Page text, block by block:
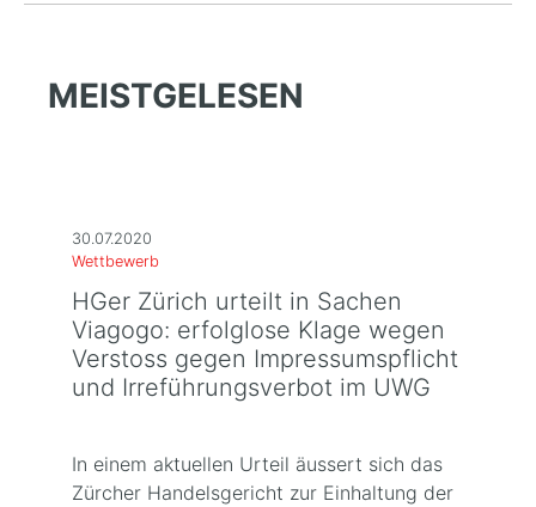
MEISTGELESEN
30.07.2020
Wettbewerb
HGer Zürich urteilt in Sachen
Viagogo: erfolglose Klage wegen
Verstoss gegen Impressumspflicht
und Irreführungsverbot im UWG
In einem aktuellen Urteil äussert sich das
Zürcher Handelsgericht zur Einhaltung der